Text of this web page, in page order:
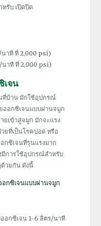
รับ เปิดปิด
นาที ที่ 2,000 psi)
/นาที ที่ 2,000 psi)
จน
ที่บ้าน มักใช้อุปกรณ์
อกซิเจนแบบผ่านจมูก
ยเข้าสู่จมูก มักจะแรง
ยที่เป็นโรคปอด หรือ
กซิเจนที่รุนแรงมาก
มีการใช้อุปกรณ์สำหรับ
วยกัน ดังนี้
กซิเจนแบบผ่านจมูก
อกซิเจน 1-6 ลิตร/นาที